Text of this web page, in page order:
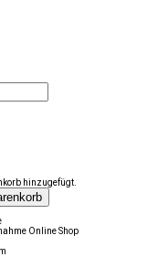
hinzugefügt.
Online Shop